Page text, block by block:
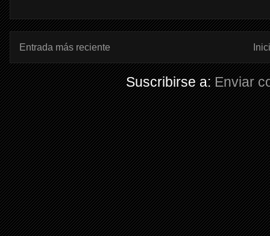
Entrada más reciente
Suscribirse a:Enviar